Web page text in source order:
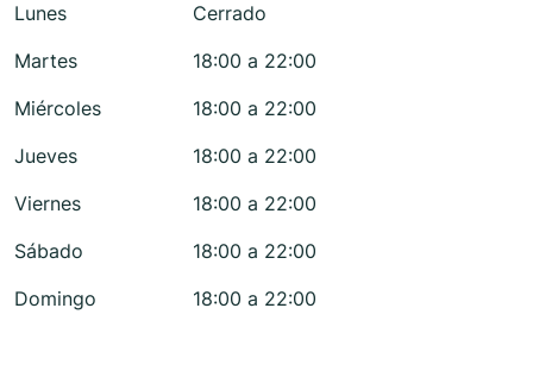
Lunes
Cerrado
Martes
18:00 a 22:00
Miércoles
18:00 a 22:00
Jueves
18:00 a 22:00
Viernes
18:00 a 22:00
Sábado
18:00 a 22:00
Domingo
18:00 a 22:00